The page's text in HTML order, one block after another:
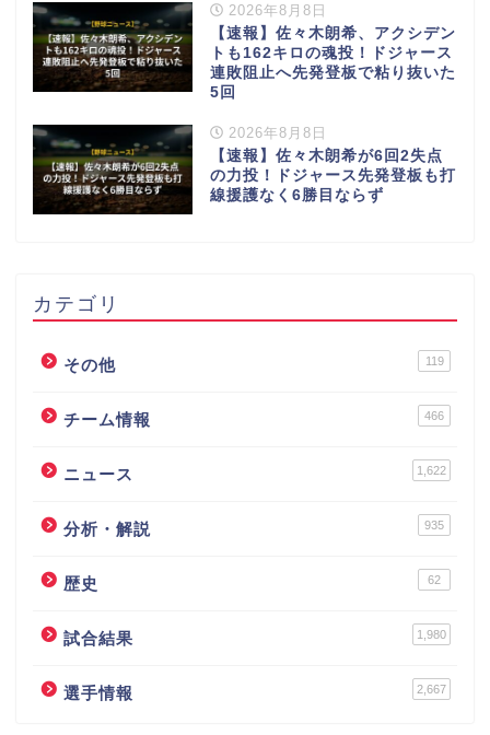
2026年8月8日
【速報】佐々木朗希、アクシデン
トも162キロの魂投！ドジャース
連敗阻止へ先発登板で粘り抜いた
5回
2026年8月8日
【速報】佐々木朗希が6回2失点
の力投！ドジャース先発登板も打
線援護なく6勝目ならず
カテゴリ
その他 119
チーム情報 466
ニュース 1,622
分析・解説 935
歴史 62
試合結果 1,980
選手情報 2,667